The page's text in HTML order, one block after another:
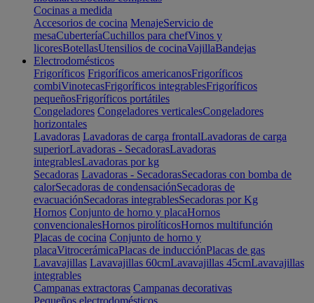
Cocinas a medida
Accesorios de cocina MenajeServicio de
mesaCuberteríaCuchillos para chefVinos y
licoresBotellasUtensilios de cocinaVajillaBandejas
Electrodomésticos
Frigoríficos Frigoríficos americanosFrigoríficos
combiVinotecasFrigoríficos integrablesFrigoríficos
pequeñosFrigoríficos portátiles
Congeladores Congeladores verticalesCongeladores
horizontales
Lavadoras Lavadoras de carga frontalLavadoras de carga
superiorLavadoras - SecadorasLavadoras
integrablesLavadoras por kg
Secadoras Lavadoras - SecadorasSecadoras con bomba de
calorSecadoras de condensaciónSecadoras de
evacuaciónSecadoras integrablesSecadoras por Kg
Hornos Conjunto de horno y placaHornos
convencionalesHornos pirolíticosHornos multifunción
Placas de cocina Conjunto de horno y
placaVitrocerámicaPlacas de inducciónPlacas de gas
Lavavajillas Lavavajillas 60cmLavavajillas 45cmLavavajillas
integrables
Campanas extractoras Campanas decorativas
Pequeños electrodomésticos